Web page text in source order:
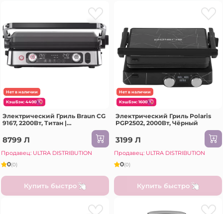
Нет в наличии
КэшБэк: 4400
Электрический Гриль Braun CG
9167, 2200Вт, Титан |
8799 Л
Продавец: ULTRA DISTRIBUTION
0(0)
Купить быстро
Нет в наличии
КэшБэк: 1600
Электрический Гриль Polaris
PGP2502, 2000Вт, Чёрный
3199 Л
Продавец: ULTRA DISTRIBUTION
0(0)
Купить быстро